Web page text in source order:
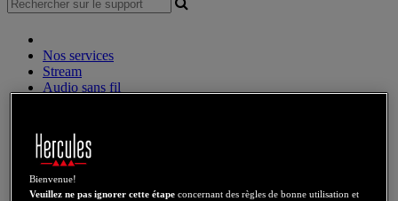
Nos services
Stream
Audio sans fil
Casques DJ
Enceintes DJ
Ancienne collection
Webcams
Bienvenue!
Veuillez ne pas ignorer cette étape concernant des règles de bonne utilisation et